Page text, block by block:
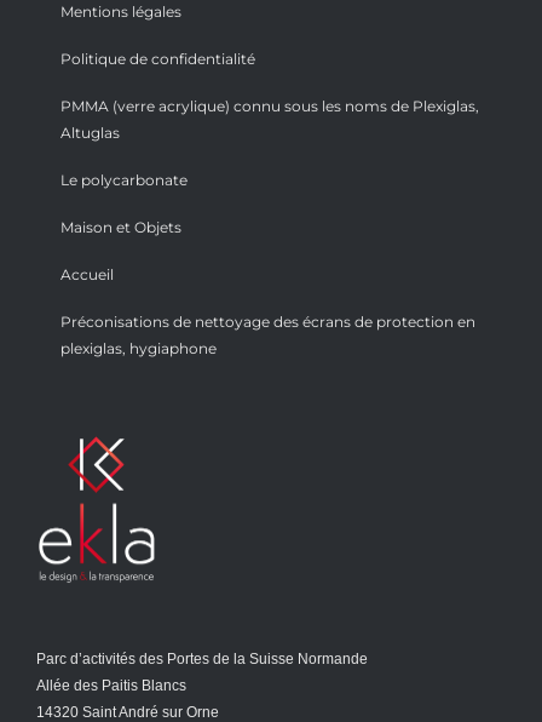
Mentions légales
Politique de confidentialité
PMMA (verre acrylique) connu sous les noms de Plexiglas,
Altuglas
Le polycarbonate
Maison et Objets
Accueil
Préconisations de nettoyage des écrans de protection en
plexiglas, hygiaphone
Parc d’activités des Portes de la Suisse Normande
Allée des Paitis Blancs
14320 Saint André sur Orne